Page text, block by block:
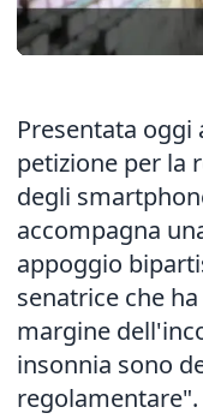
Presentata oggi
petizione per la
degli
accompagna
appoggio
senatrice che
margine
insonnia sono
regolamentare".